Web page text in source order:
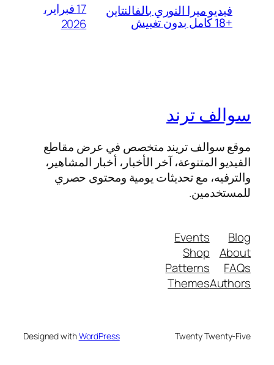
فيديو ميرا النوري بالفالنتاين
+18 كامل بدون تغبيش
17 فبراير،
2026
سوالف ترند
موقع سوالف تريند متخصص في عرض مقاطع
الفيديو المتنوعة، آخر الأخبار، أخبار المشاهير،
والترفيه، مع تحديثات يومية ومحتوى حصري
للمستخدمين.
Blog
About
FAQs
Authors
Events
Shop
Patterns
Themes
Twenty Twenty-Five
Designed withWordPress